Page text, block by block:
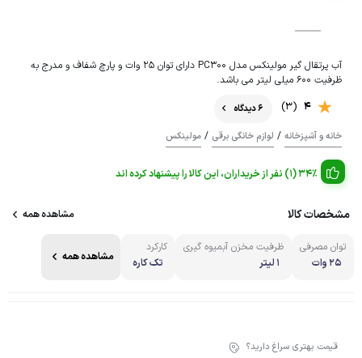
آب پرتقال گیر مولینکس مدل PC300 دارای توان 25 وات و پارچ شفاف و مدرج به
ظرفیت 600 میلی لیتر می باشد.
4
(3)
6 دیدگاه
خانه و آشپزخانه / لوازم خانگی برقی / مولینکس
34% (1) نفر از خریداران، این کالا را پیشنهاد کرده اند
مشخصات کالا مشاهده همه
توان مصرفی
25 وات
ظرفیت مخزن آبمیوه گیری
1 لیتر
کارکرد
تک کاره
مشاهده همه
قیمت بهتری سراغ دارید؟